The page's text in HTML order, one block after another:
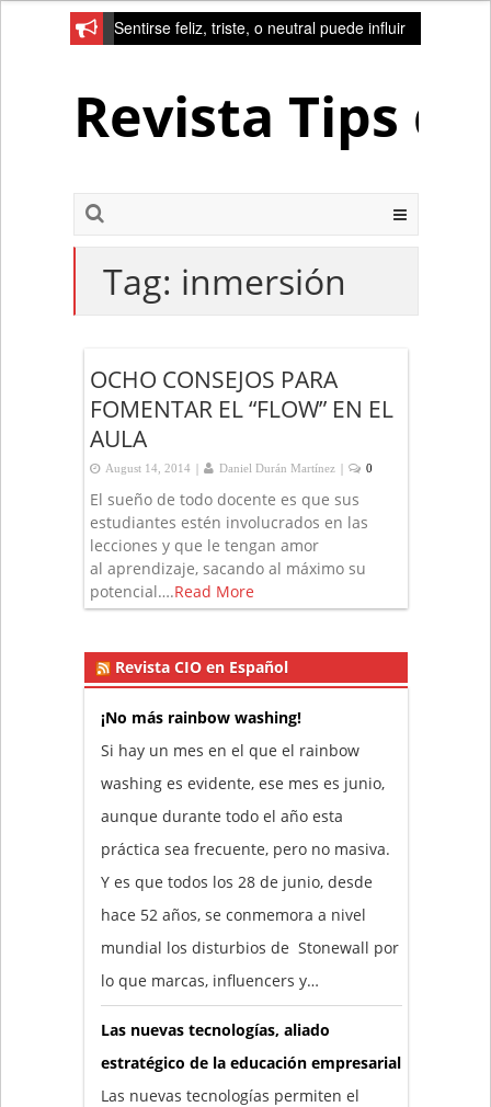
Sentirse feliz, triste, o neutral puede influir
Revista Tips
Tag: inmersión
OCHO CONSEJOS PARA
FOMENTAR EL “FLOW” EN EL
AULA
August 14, 2014 | Daniel Durán Martínez | 0
El sueño de todo docente es que sus
estudiantes estén involucrados en las
lecciones y que le tengan amor
al aprendizaje, sacando al máximo su
potencial….Read More
Revista CIO en Español
¡No más rainbow washing!
Si hay un mes en el que el rainbow
washing es evidente, ese mes es junio,
aunque durante todo el año esta
práctica sea frecuente, pero no masiva.
Y es que todos los 28 de junio, desde
hace 52 años, se conmemora a nivel
mundial los disturbios de Stonewall por
lo que marcas, influencers y…
Las nuevas tecnologías, aliado
estratégico de la educación empresarial
Las nuevas tecnologías permiten el